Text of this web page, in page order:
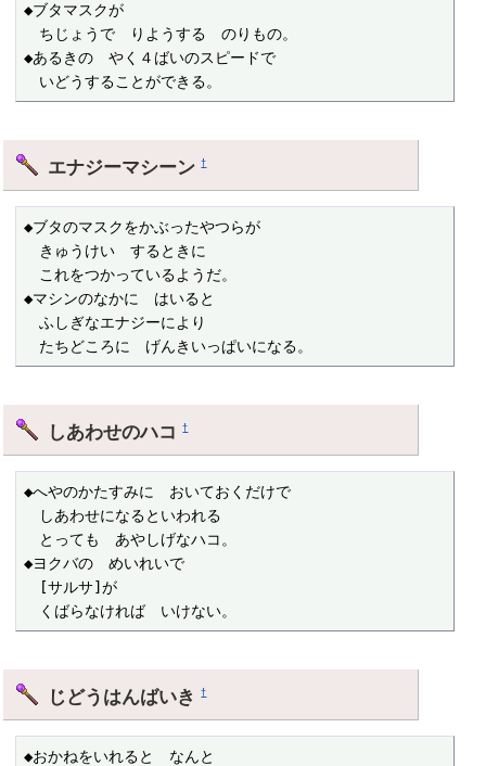
◆ブタマスクが
ちじょうで　りようする　のりもの。
◆あるきの　やく４ばいのスピードで
いどうすることができる。
エナジーマシーン†
◆ブタのマスクをかぶったやつらが
きゅうけい　するときに
これをつかっているようだ。
◆マシンのなかに　はいると
ふしぎなエナジーにより
たちどころに　げんきいっぱいになる。
しあわせのハコ†
◆へやのかたすみに　おいておくだけで
しあわせになるといわれる
とっても　あやしげなハコ。
◆ヨクバの　めいれいで
[サルサ]が
くばらなければ　いけない。
じどうはんばいき†
◆おかねをいれると　なんと